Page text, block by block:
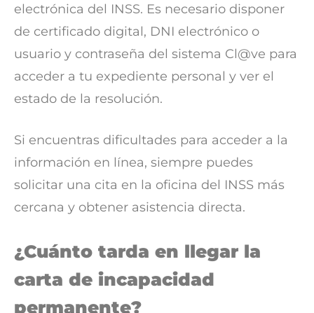
electrónica del INSS. Es necesario disponer
de certificado digital, DNI electrónico o
usuario y contraseña del sistema Cl@ve para
acceder a tu expediente personal y ver el
estado de la resolución.
Si encuentras dificultades para acceder a la
información en línea, siempre puedes
solicitar una cita en la oficina del INSS más
cercana y obtener asistencia directa.
¿Cuánto tarda en llegar la
carta de incapacidad
permanente?